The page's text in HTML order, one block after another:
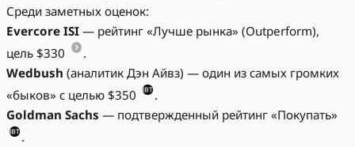
Среди заметных оценок:
Evercore ISI — рейтинг «Лучше рынка» (Outperform),
цель $330
.
Wedbush (аналитик Дэн Айвз) — один из самых громких
«быков» с целью $350
.
Goldman Sachs — подтвержденный рейтинг «Покупать»
.